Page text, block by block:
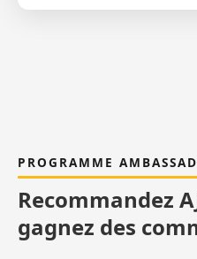
PROGRAMME
Recommandez
gagnez des